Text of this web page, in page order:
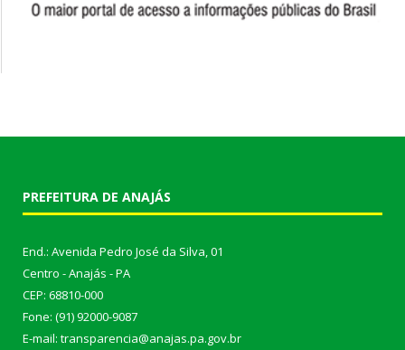
PREFEITURA DE ANAJÁS
End.: Avenida Pedro José da Silva, 01
Centro - Anajás - PA
CEP: 68810-000
Fone: (91) 92000-9087
E-mail: transparencia@anajas.pa.gov.br